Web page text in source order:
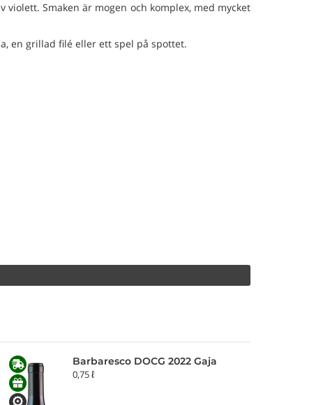
Smaken är mogen och komplex, med mycket
en grillad filé eller ett spel på spottet.
Barbaresco DOCG 2022 Gaja
0,75 ℓ